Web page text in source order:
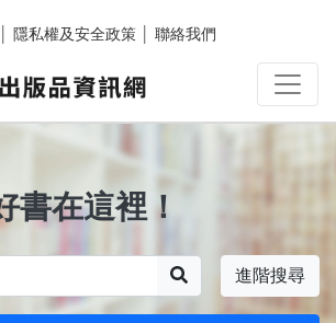
隱私權及安全政策 聯絡我們
書在這裡！
進階搜尋